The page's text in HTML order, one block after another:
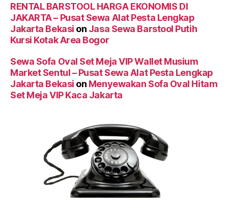
RENTAL BARSTOOL HARGA EKONOMIS DI
JAKARTA – Pusat Sewa Alat Pesta Lengkap
Jakarta Bekasi on Jasa Sewa Barstool Putih
Kursi Kotak Area Bogor
Sewa Sofa Oval Set Meja VIP Wallet Musium
Market Sentul – Pusat Sewa Alat Pesta Lengkap
Jakarta Bekasi on Menyewakan Sofa Oval Hitam
Set Meja VIP Kaca Jakarta